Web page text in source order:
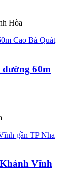
Hòa
60m
Vĩnh